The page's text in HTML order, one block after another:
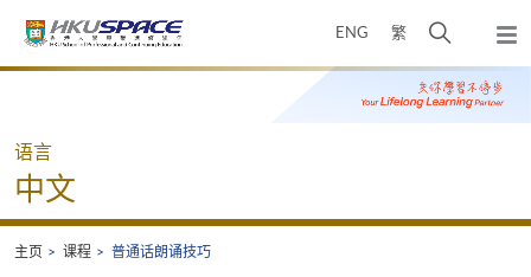
ENG 繁
开
搜
寻
弹
出
主
Main
语言
中文
主页 课程 普通话朗诵技巧